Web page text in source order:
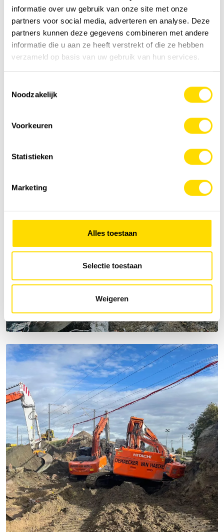
informatie over uw gebruik van onze site met onze
partners voor social media, adverteren en analyse. Deze
partners kunnen deze gegevens combineren met andere
informatie die u aan ze heeft verstrekt of die ze hebben
verzameld op basis van uw gebruik van hun services.
Noodzakelijk
Voorkeuren
Statistieken
Marketing
Alles toestaan
Selectie toestaan
Weigeren